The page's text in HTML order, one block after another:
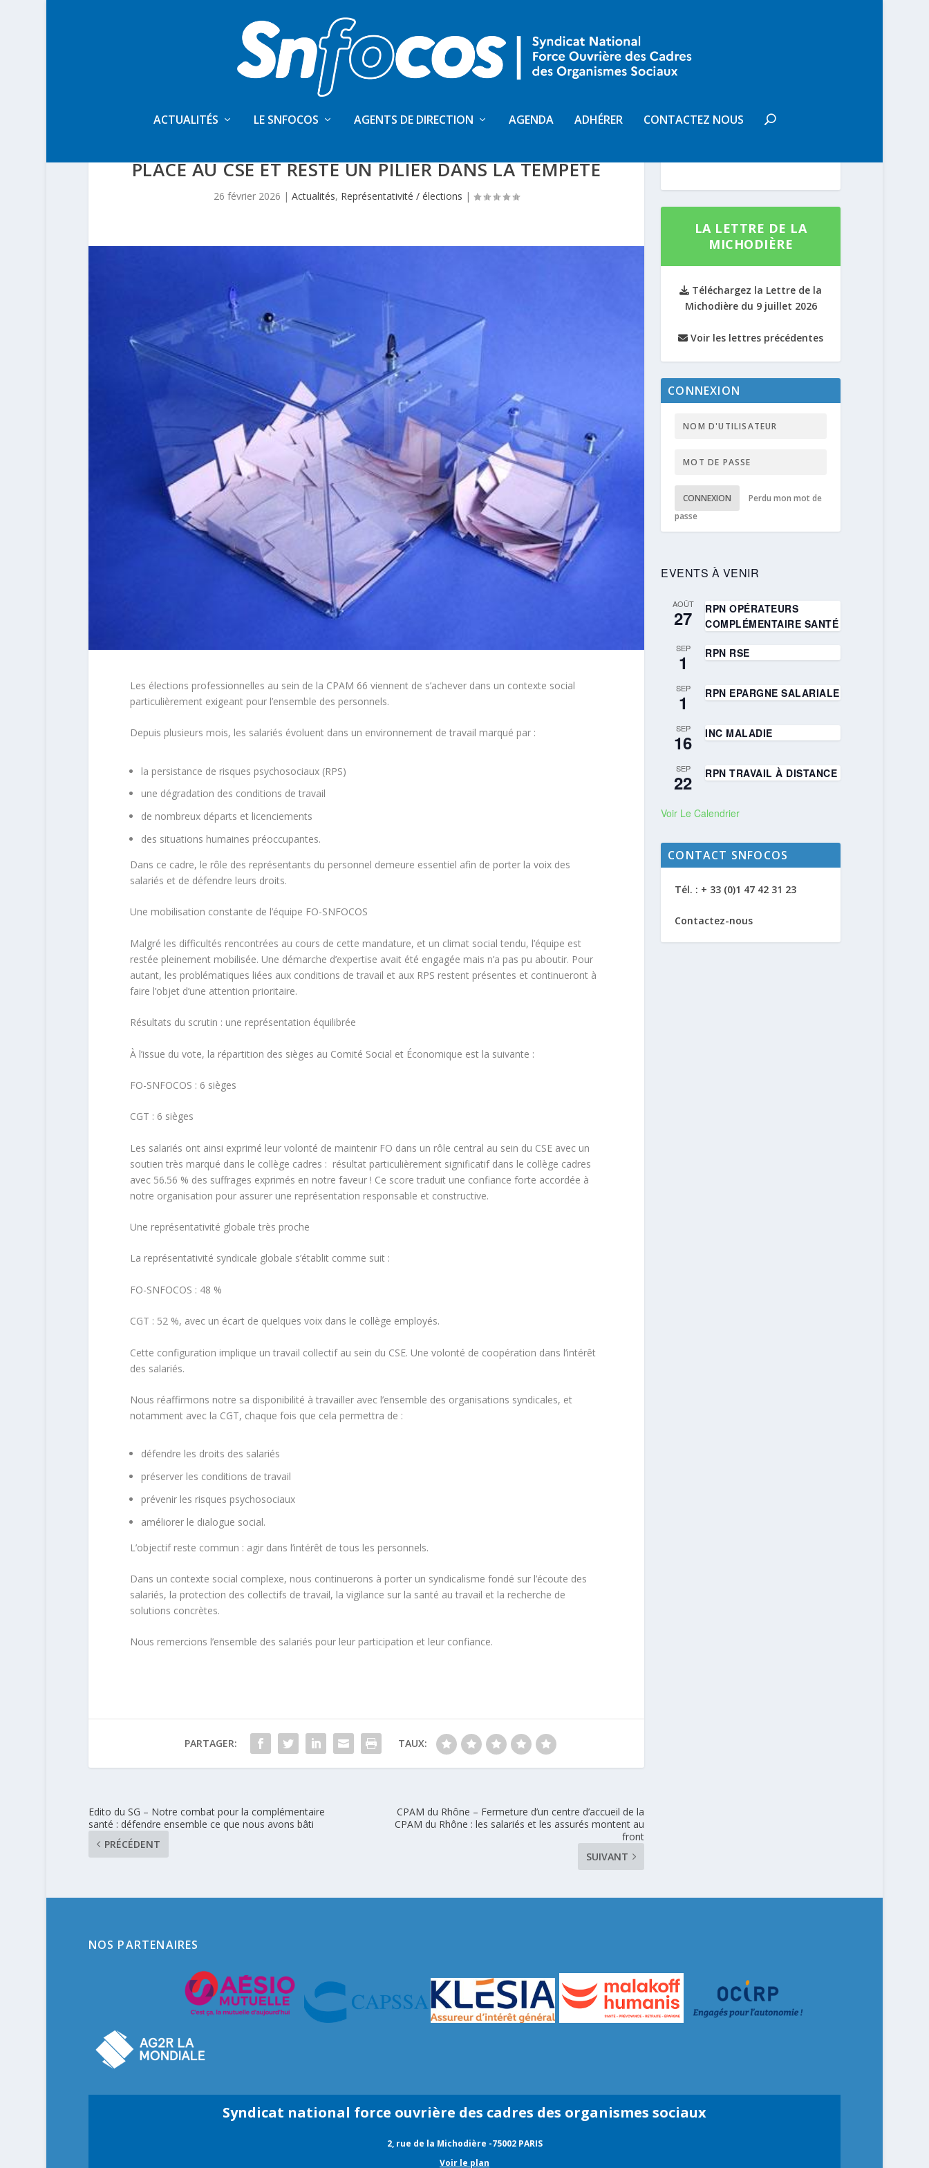
ACTUALITÉS LE SNFOCOS AGENTS DE DIRECTION AGENDA ADHÉRER CONTACTEZ NOUS
PLACE AU CSE ET RESTE UN PILIER DANS LA TEMPÊTE
26 février 2026 | Actualités, Représentativité / élections |
Les élections professionnelles au sein de la CPAM 66 viennent de s’achever dans un contexte social
particulièrement exigeant pour l’ensemble des personnels.
Depuis plusieurs mois, les salariés évoluent dans un environnement de travail marqué par :
la persistance de risques psychosociaux (RPS)
une dégradation des conditions de travail
de nombreux départs et licenciements
des situations humaines préoccupantes.
Dans ce cadre, le rôle des représentants du personnel demeure essentiel afin de porter la voix des
salariés et de défendre leurs droits.
Une mobilisation constante de l’équipe FO-SNFOCOS
Malgré les difficultés rencontrées au cours de cette mandature, et un climat social tendu, l’équipe est
restée pleinement mobilisée. Une démarche d’expertise avait été engagée mais n’a pas pu aboutir. Pour
autant, les problématiques liées aux conditions de travail et aux RPS restent présentes et continueront à
faire l’objet d’une attention prioritaire.
Résultats du scrutin : une représentation équilibrée
À l’issue du vote, la répartition des sièges au Comité Social et Économique est la suivante :
FO-SNFOCOS : 6 sièges
CGT : 6 sièges
Les salariés ont ainsi exprimé leur volonté de maintenir FO dans un rôle central au sein du CSE avec un
soutien très marqué dans le collège cadres : résultat particulièrement significatif dans le collège cadres
avec 56.56 % des suffrages exprimés en notre faveur ! Ce score traduit une confiance forte accordée à
notre organisation pour assurer une représentation responsable et constructive.
Une représentativité globale très proche
La représentativité syndicale globale s’établit comme suit :
FO-SNFOCOS : 48 %
CGT : 52 %, avec un écart de quelques voix dans le collège employés.
Cette configuration implique un travail collectif au sein du CSE. Une volonté de coopération dans l’intérêt
des salariés.
Nous réaffirmons notre sa disponibilité à travailler avec l’ensemble des organisations syndicales, et
notamment avec la CGT, chaque fois que cela permettra de :
défendre les droits des salariés
préserver les conditions de travail
prévenir les risques psychosociaux
améliorer le dialogue social.
L’objectif reste commun : agir dans l’intérêt de tous les personnels.
Dans un contexte social complexe, nous continuerons à porter un syndicalisme fondé sur l’écoute des
salariés, la protection des collectifs de travail, la vigilance sur la santé au travail et la recherche de
solutions concrètes.
Nous remercions l’ensemble des salariés pour leur participation et leur confiance.
PARTAGER: TAUX:
Edito du SG – Notre combat pour la complémentaire
santé : défendre ensemble ce que nous avons bâti
PRÉCÉDENT
CPAM du Rhône – Fermeture d’un centre d’accueil de la
CPAM du Rhône : les salariés et les assurés montent au
front
SUIVANT
RECEVOIR LA LETTRE DE LA
MICHODIÈRE
LA LETTRE DE LA
MICHODIÈRE
Téléchargez la Lettre de la
Michodière du 9 juillet 2026
Voir les lettres précédentes
CONNEXION
CONNEXION
Perdu mon mot de
passe
EVENTS À VENIR
AOÛT
27
RPN OPÉRATEURS
COMPLÉMENTAIRE SANTÉ
SEP
1 RPN RSE
SEP
1 RPN EPARGNE SALARIALE
SEP
16 INC MALADIE
SEP
22 RPN TRAVAIL À DISTANCE
Voir Le Calendrier
CONTACT SNFOCOS
Tél. : + 33 (0)1 47 42 31 23
Contactez-nous
NOS PARTENAIRES
Syndicat national force ouvrière des cadres des organismes sociaux
2, rue de la Michodière -75002 PARIS
Voir le plan